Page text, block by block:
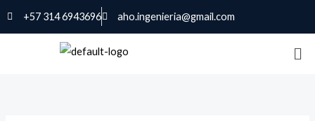
+57 314 6943696 aho.ingenieria@gmail.com